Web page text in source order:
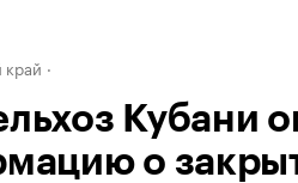
край
Кубани
о